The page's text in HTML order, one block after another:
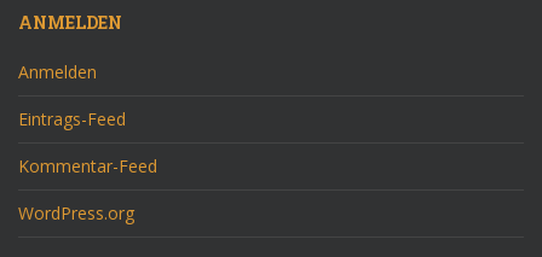
ANMELDEN
Anmelden
Eintrags-Feed
Kommentar-Feed
WordPress.org